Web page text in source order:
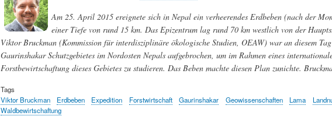
Am 25. April 2015 ereignete sich in Nepal ein verheerendes Erdbeben (nach der
einer Tiefe von rund 15 km. Das Epizentrum lag rund 70 km westlich von der
Viktor Bruckman (Kommission für interdisziplinäre ökologische Studien, OEAW) war an diesem
Gaurinshakar Schutzgebietes im Nordosten Nepals aufgebrochen, um im Rahmen eines
Forstbewirtschaftung dieses Gebietes zu studieren. Das Beben machte diesen Plan zunichte.
Tags
Viktor Bruckman
Erdbeben Expedition Forstwirtschaft Gaurinshakar Geowissenschaften Lama
Waldbewirtschaftung